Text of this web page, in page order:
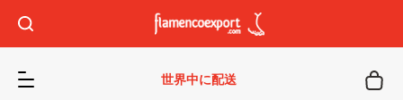
世界中に配送